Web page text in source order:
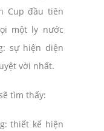
Cup đầu tiên
một ly nước
sự hiện diện
vời nhất.
tìm thấy:
thiết kế hiện